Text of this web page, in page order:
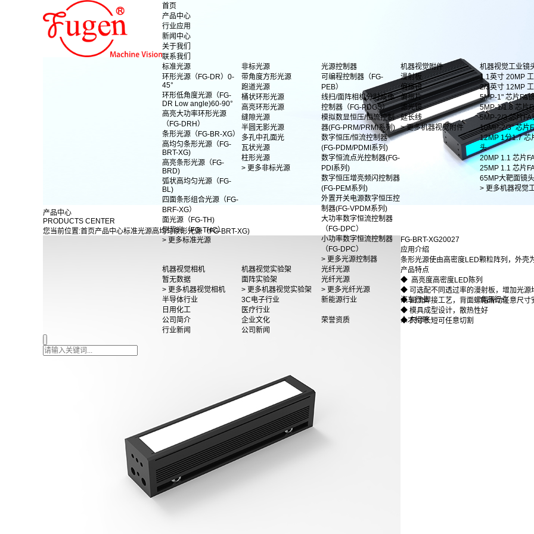
首页
产品中心
行业应用
新闻中心
关于我们
联系我们
标准光源
环形光源（FG-DR）0-
45°
环形低角度光源（FG-
DR Low angle)60-90°
高亮大功率环形光源
（FG-DRH）
条形光源（FG-BR-XG）
高均匀条形光源（FG-
BRT-XG)
高亮条形光源（FG-
BRD)
弧状高均匀光源（FG-
BL)
四面条形组合光源（FG-
BRF-XG）
面光源（FG-TH)
侧背光（FG-THC）
> 更多标准光源
非标光源
带角度方形光源
跑道光源
桶状环形光源
高亮环形光源
缝隙光源
半圆无影光源
多孔中孔面光
瓦状光源
柱形光源
> 更多非标光源
光源控制器
可编程控制器（FG-
PEB）
线扫/面阵相机分时成像
控制器（FG-PDGS）
模拟数显恒压/恒流控制
器(FG-PRM/PRMI系列)
数字恒压/恒流控制器
(FG-PDM/PDMI系列)
数字恒流点光控制器(FG-
PDI系列)
数字恒压增亮频闪控制器
(FG-PEM系列)
外置开关电源数字恒压控
制器(FG-VPDM系列)
大功率数字恒流控制器
（FG-DPC）
小功率数字恒流控制器
（FG-DPC）
> 更多光源控制器
机器视觉附件
漫射板
偏振镜
偏振片
滤光镜
延长线
> 更多机器视觉附件
机器视觉工业镜
1.1英寸 20MP
2/3英寸 12MP
5MP-1" 芯片FA
5MP-1/1.8 芯片
5MP-2/3 芯片FA
10MP-2/3" 芯片
12MP 1分1.7 芯
头
20MP 1.1 芯片
25MP 1.1 芯片
65MP大靶面镜头
> 更多机器视觉
机器视觉相机
暂无数据
> 更多机器视觉相机
机器视觉实验架
面阵实验架
> 更多机器视觉实验架
光纤光源
光纤光源
> 更多光纤光源
半导体行业
3C电子行业 新能源行业 汽车行业 食品行业
日用化工
医疗行业
公司简介
企业文化 荣誉资质
人才招聘
行业新闻
公司新闻
产品中心
PRODUCTS CENTER
您当前位置:首页产品中心标准光源高均匀条形光源（FG-BRT-XG)
FG-BRT-XG20027
应用介绍
条形光源使由高密度LED颗粒阵列，外壳
产品特点
◆ 高亮度高密度LED陈列
◆ 可选配不同透过率的漫射板，增加光源
◆ 回流焊接工艺，背面螺帽滑动任意尺寸
◆ 模具成型设计，散热性好
◆ 尺寸长短可任意切割